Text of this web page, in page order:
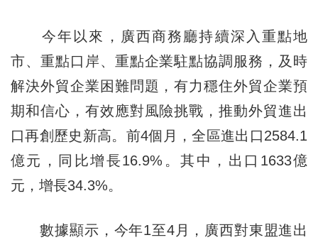
今年以來，廣西商務廳持續深入重點地
市、重點口岸、重點企業駐點協調服務，及時
解決外貿企業困難問題，有力穩住外貿企業預
期和信心，有效應對風險挑戰，推動外貿進出
口再創歷史新高。前4個月，全區進出口2584.1
億元，同比增長16.9%。其中，出口1633億
元，增長34.3%。
數據顯示，今年1至4月，廣西對東盟進出